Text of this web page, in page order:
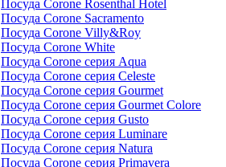
Посуда Corone Rosenthal Hotel
Посуда Corone Sacramento
Посуда Corone Villy&Roy
Посуда Corone White
Посуда Corone серия Aqua
Посуда Corone серия Celeste
Посуда Corone серия Gourmet
Посуда Corone серия Gourmet Colore
Посуда Corone серия Gusto
Посуда Corone серия Luminare
Посуда Corone серия Natura
Посуда Corone серия Primavera